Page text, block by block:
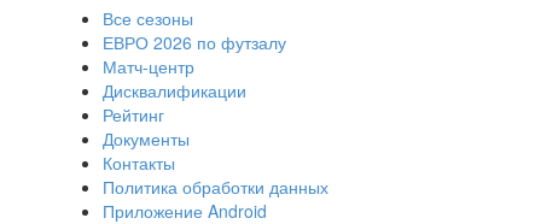
Все сезоны
ЕВРО 2026 по футзалу
Матч-центр
Дисквалификации
Рейтинг
Документы
Контакты
Политика обработки данных
Приложение Android